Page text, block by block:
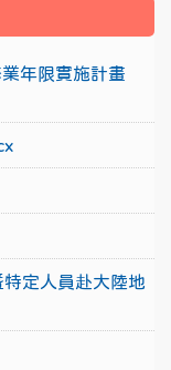
年限實施計畫
定人員赴大陸地